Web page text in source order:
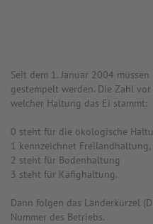
Seit dem 1. Januar 2004
gestempelt werden. Die Zahl
welcher Haltung das Ei stammt:
0 steht für die ökologische
1 kennzeichnet Freilandhaltung,
2 steht für Bodenhaltung
3 steht für Käfighaltung.
Dann folgen das Länderkürzel
Nummer des Betriebs.